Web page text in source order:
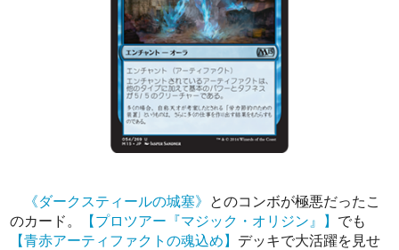
《ダークスティールの城塞》 とのコンボが極悪だったこ
のカード。
【プロツアー『マジック・オリジン』】 でも
【青赤アーティファクトの魂込め】 デッキで大活躍を見せ